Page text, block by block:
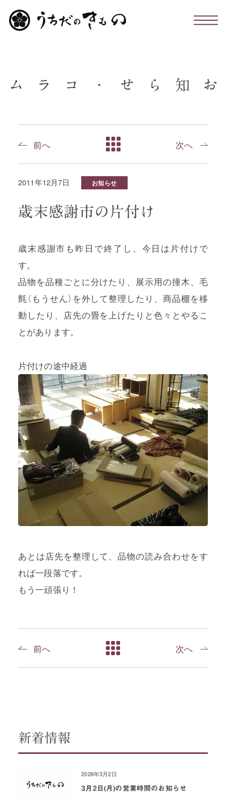
店舗のこと
お知らせ・コラム
プライバシーポリシー
特定商取引法に基づく表記
利用規約
お
知
ら
せ
・
コ
ラ
ム
前へ 次へ
2011年12月7日 お知らせ
歳末感謝市の片付け
歳末感謝市も昨日で終了し、今日は片付けで
す。
品物を品種ごとに分けたり、展示用の撞木、毛
氈（もうせん）を外して整理したり、商品棚を移
動したり、店先の畳を上げたりと色々とやるこ
とがあります。
片付けの途中経過
あとは店先を整理して、品物の読み合わせをす
れば一段落です。
もう一頑張り！
前へ 次へ
新着情報
2026年3月2日
3月2日(月)の営業時間のお知らせ